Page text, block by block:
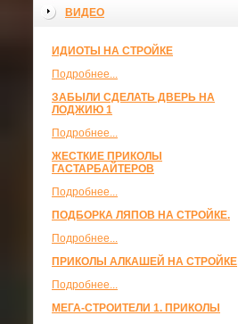
ВИДЕО
ИДИОТЫ НА СТРОЙКЕ
Подробнее...
ЗАБЫЛИ СДЕЛАТЬ ДВЕРЬ НА
ЛОДЖИЮ 1
Подробнее...
ЖЕСТКИЕ ПРИКОЛЫ
ГАСТАРБАЙТЕРОВ
Подробнее...
ПОДБОРКА ЛЯПОВ НА СТРОЙКЕ.
Подробнее...
ПРИКОЛЫ АЛКАШЕЙ НА СТРОЙКЕ
Подробнее...
МЕГА-СТРОИТЕЛИ 1. ПРИКОЛЫ